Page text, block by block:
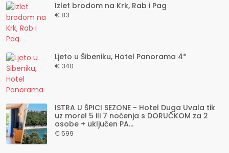
Izlet brodom na Krk, Rab i Pag
€ 83
Ljeto u Šibeniku, Hotel Panorama 4*
€ 340
ISTRA U ŠPICI SEZONE - Hotel Duga Uvala tik
uz more! 5 ili 7 noćenja s DORUČKOM za 2
osobe + uključen PA...
€ 599